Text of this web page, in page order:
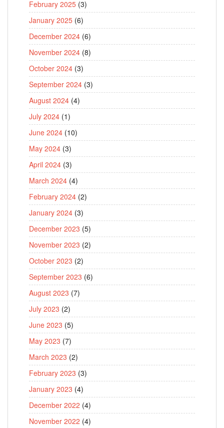
February 2025 (3)
January 2025 (6)
December 2024 (6)
November 2024 (8)
October 2024 (3)
September 2024 (3)
August 2024 (4)
July 2024 (1)
June 2024 (10)
May 2024 (3)
April 2024 (3)
March 2024 (4)
February 2024 (2)
January 2024 (3)
December 2023 (5)
November 2023 (2)
October 2023 (2)
September 2023 (6)
August 2023 (7)
July 2023 (2)
June 2023 (5)
May 2023 (7)
March 2023 (2)
February 2023 (3)
January 2023 (4)
December 2022 (4)
November 2022 (4)